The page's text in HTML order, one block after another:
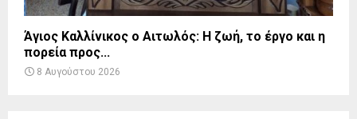
Άγιος Καλλίνικος ο Αιτωλός: Η ζωή, το έργο και η
πορεία προς...
8 Αυγούστου 2026